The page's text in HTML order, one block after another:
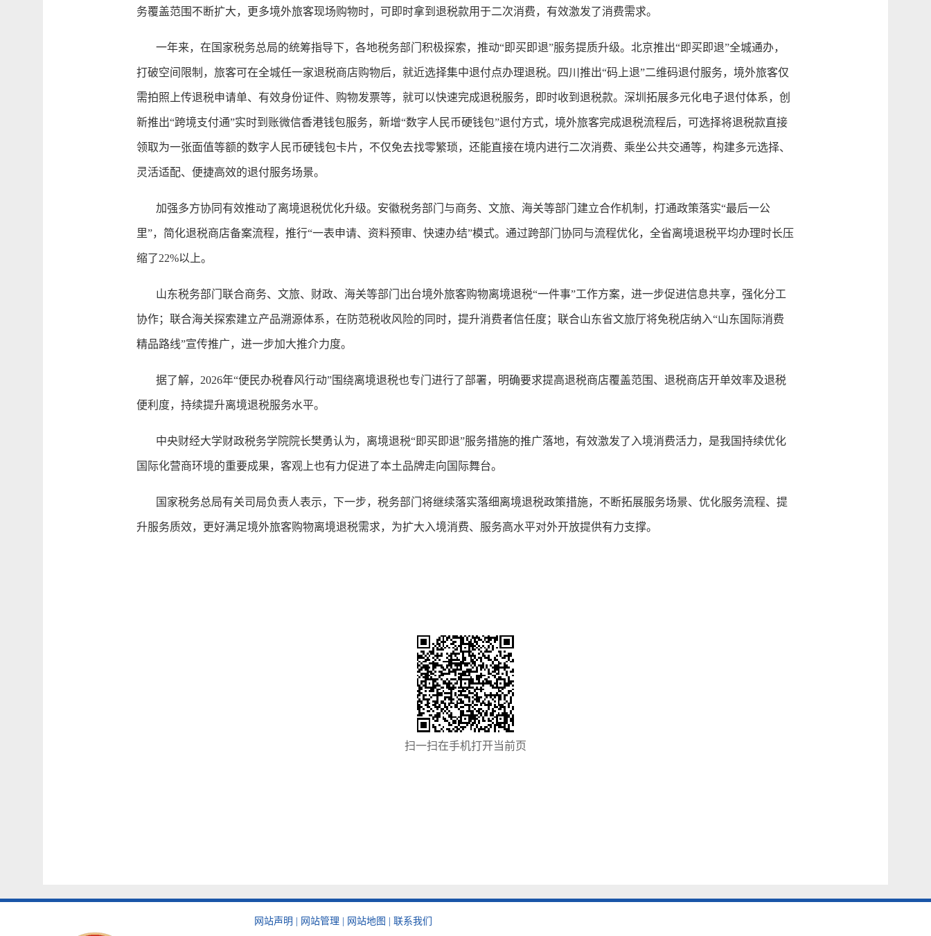
务覆盖范围不断扩大，更多境外旅客现场购物时，可即时拿到退税款用于二次消费，有效激发了消费需求。
一年来，在国家税务总局的统筹指导下，各地税务部门积极探索，推动“即买即退”服务提质升级。北京推出“即买即退”全城通办，
打破空间限制，旅客可在全城任一家退税商店购物后，就近选择集中退付点办理退税。四川推出“码上退”二维码退付服务，境外旅客仅
需拍照上传退税申请单、有效身份证件、购物发票等，就可以快速完成退税服务，即时收到退税款。深圳拓展多元化电子退付体系，创
新推出“跨境支付通”实时到账微信香港钱包服务，新增“数字人民币硬钱包”退付方式，境外旅客完成退税流程后，可选择将退税款直接
领取为一张面值等额的数字人民币硬钱包卡片，不仅免去找零繁琐，还能直接在境内进行二次消费、乘坐公共交通等，构建多元选择、
灵活适配、便捷高效的退付服务场景。
加强多方协同有效推动了离境退税优化升级。安徽税务部门与商务、文旅、海关等部门建立合作机制，打通政策落实“最后一公
里”，简化退税商店备案流程，推行“一表申请、资料预审、快速办结”模式。通过跨部门协同与流程优化，全省离境退税平均办理时长压
缩了22%以上。
山东税务部门联合商务、文旅、财政、海关等部门出台境外旅客购物离境退税“一件事”工作方案，进一步促进信息共享，强化分工
协作；联合海关探索建立产品溯源体系，在防范税收风险的同时，提升消费者信任度；联合山东省文旅厅将免税店纳入“山东国际消费
精品路线”宣传推广，进一步加大推介力度。
据了解，2026年“便民办税春风行动”围绕离境退税也专门进行了部署，明确要求提高退税商店覆盖范围、退税商店开单效率及退税
便利度，持续提升离境退税服务水平。
中央财经大学财政税务学院院长樊勇认为，离境退税“即买即退”服务措施的推广落地，有效激发了入境消费活力，是我国持续优化
国际化营商环境的重要成果，客观上也有力促进了本土品牌走向国际舞台。
国家税务总局有关司局负责人表示，下一步，税务部门将继续落实落细离境退税政策措施，不断拓展服务场景、优化服务流程、提
升服务质效，更好满足境外旅客购物离境退税需求，为扩大入境消费、服务高水平对外开放提供有力支撑。
扫一扫在手机打开当前页
网站声明 网站管理 网站地图 联系我们